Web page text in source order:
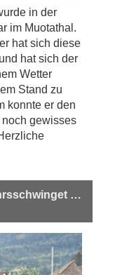
in der
im Muotathal.
hat sich diese
hat sich der
Wetter
Stand zu
konnte er den
gewisses
Steistoss-Wettkampf am Frühjahrsschwinget Oberarth